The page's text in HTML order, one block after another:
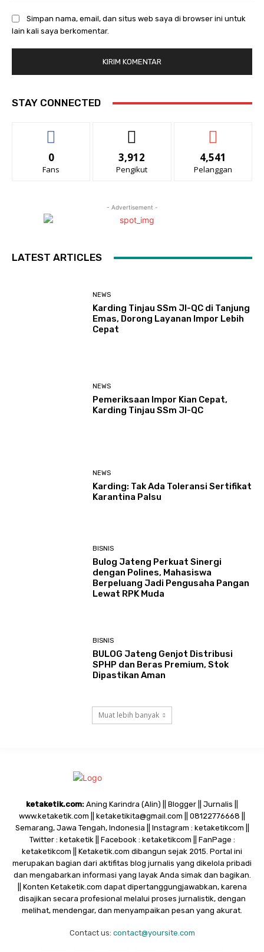
Simpan nama, email, dan situs web saya di browser ini untuk
lain kali saya berkomentar.
STAY CONNECTED
0
Fans
3,912
Pengikut
4,541
Pelanggan
- Advertisement -
LATEST ARTICLES
NEWS
Karding Tinjau SSm JI-QC di Tanjung
Emas, Dorong Layanan Impor Lebih
Cepat
NEWS
Pemeriksaan Impor Kian Cepat,
Karding Tinjau SSm JI-QC
NEWS
Karding: Tak Ada Toleransi Sertifikat
Karantina Palsu
BISNIS
Bulog Jateng Perkuat Sinergi
dengan Polines, Mahasiswa
Berpeluang Jadi Pengusaha Pangan
Lewat RPK Muda
BISNIS
BULOG Jateng Genjot Distribusi
SPHP dan Beras Premium, Stok
Dipastikan Aman
Muat lebih banyak
ketaketik.com: Aning Karindra (Alin) || Blogger || Jurnalis ||
www.ketaketik.com || ketaketikita@gmail.com || 08122776668 ||
Semarang, Jawa Tengah, Indonesia || Instagram : ketaketikcom ||
Twitter : ketaketik || Facebook : ketaketikcom || FanPage :
ketaketikcom || Ketaketik.com dibangun sejak 2015. Portal ini
merupakan bagian dari aktifitas blog jurnalis yang dikelola pribadi
dan mengabarkan informasi yang layak Anda simak dan bagikan.
|| Konten Ketaketik.com dapat dipertanggungjawabkan, karena
disajikan secara profesional melalui proses jurnalistik, dengan
melihat, mendengar, dan menyampaikan pesan yang akurat.
Contact us: contact@yoursite.com